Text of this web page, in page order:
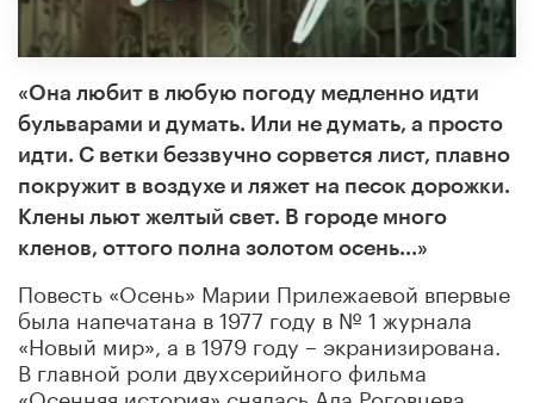
«Она любит в любую погоду медленно идти
бульварами и думать. Или не думать, а просто
идти. С ветки беззвучно сорвется лист, плавно
покружит в воздухе и ляжет на песок дорожки.
Клены льют желтый свет. В городе много
кленов, оттого полна золотом осень...»
Повесть «Осень» Марии Прилежаевой впервые
была напечатана в 1977 году в № 1 журнала
«Новый мир», а в 1979 году – экранизирована.
В главной роли двухсерийного фильма
«Осенняя история» снялась Ада Роговцева,